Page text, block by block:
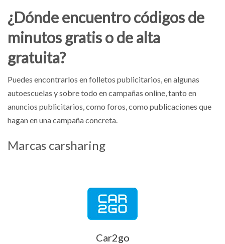
¿Dónde encuentro códigos de
minutos gratis o de alta
gratuita?
Puedes encontrarlos en folletos publicitarios, en algunas
autoescuelas y sobre todo en campañas online, tanto en
anuncios publicitarios, como foros, como publicaciones que
hagan en una campaña concreta.
Marcas carsharing
Car2go